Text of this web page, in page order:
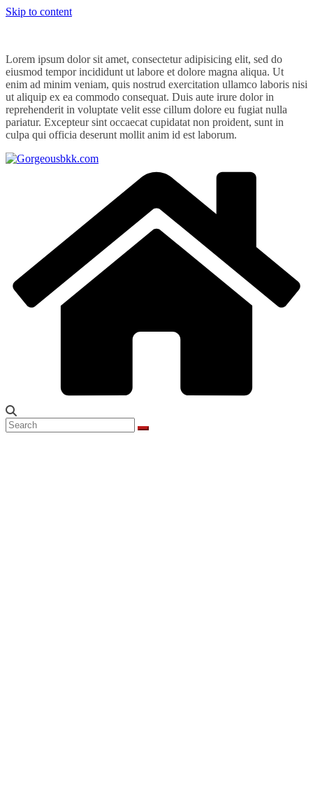
Skip to content
Lorem ipsum dolor sit amet, consectetur adipisicing elit, sed do
eiusmod tempor incididunt ut labore et dolore magna aliqua. Ut
enim ad minim veniam, quis nostrud exercitation ullamco laboris nisi
ut aliquip ex ea commodo consequat. Duis aute irure dolor in
reprehenderit in voluptate velit esse cillum dolore eu fugiat nulla
pariatur. Excepteur sint occaecat cupidatat non proident, sunt in
culpa qui officia deserunt mollit anim id est laborum.